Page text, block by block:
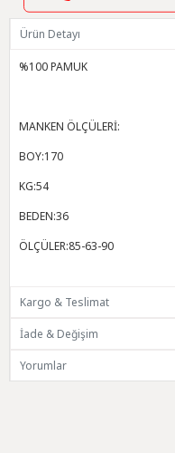
Ürün Detayı
%100 PAMUK
MANKEN ÖLÇÜLERİ:
BOY:170
KG:54
BEDEN:36
ÖLÇÜLER:85-63-90
Kargo & Teslimat
İade & Değişim
Yorumlar